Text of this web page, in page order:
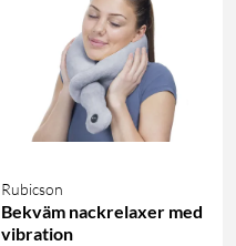
Rubicson
Bekväm nackrelaxer med
vibration